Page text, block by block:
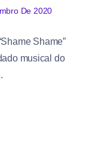
De 2020
Shame”
musical do